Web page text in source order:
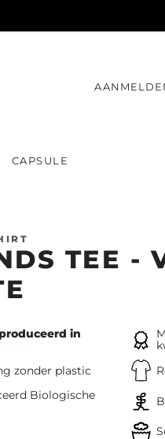
CAPSULE
TEE -
in
zonder plastic
Biologische